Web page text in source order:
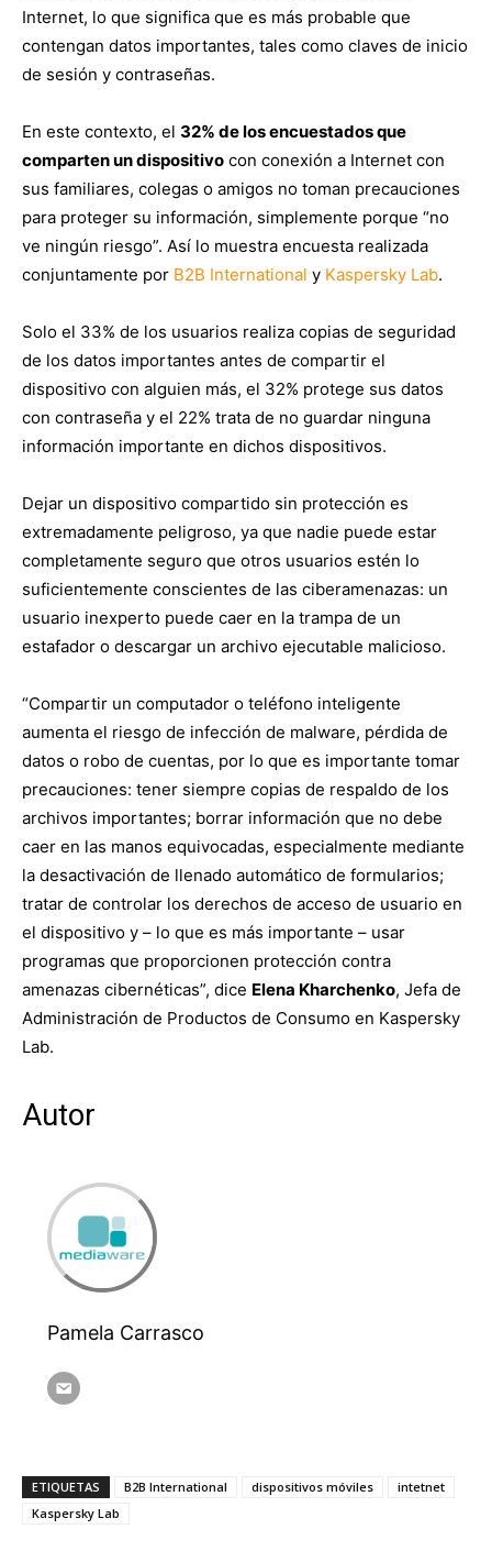
Internet, lo que significa que es más probable que
contengan datos importantes, tales como claves de inicio
de sesión y contraseñas.
En este contexto, el 32% de los encuestados que
comparten un dispositivo con conexión a Internet con
sus familiares, colegas o amigos no toman precauciones
para proteger su información, simplemente porque “no
ve ningún riesgo”. Así lo muestra encuesta realizada
conjuntamente por B2B International y Kaspersky Lab.
Solo el 33% de los usuarios realiza copias de seguridad
de los datos importantes antes de compartir el
dispositivo con alguien más, el 32% protege sus datos
con contraseña y el 22% trata de no guardar ninguna
información importante en dichos dispositivos.
Dejar un dispositivo compartido sin protección es
extremadamente peligroso, ya que nadie puede estar
completamente seguro que otros usuarios estén lo
suficientemente conscientes de las ciberamenazas: un
usuario inexperto puede caer en la trampa de un
estafador o descargar un archivo ejecutable malicioso.
“Compartir un computador o teléfono inteligente
aumenta el riesgo de infección de malware, pérdida de
datos o robo de cuentas, por lo que es importante tomar
precauciones: tener siempre copias de respaldo de los
archivos importantes; borrar información que no debe
caer en las manos equivocadas, especialmente mediante
la desactivación de llenado automático de formularios;
tratar de controlar los derechos de acceso de usuario en
el dispositivo y – lo que es más importante – usar
programas que proporcionen protección contra
amenazas cibernéticas”, dice Elena Kharchenko, Jefa de
Administración de Productos de Consumo en Kaspersky
Lab.
Autor
Pamela Carrasco
ETIQUETAS B2B International dispositivos móviles
intetnet
Kaspersky Lab